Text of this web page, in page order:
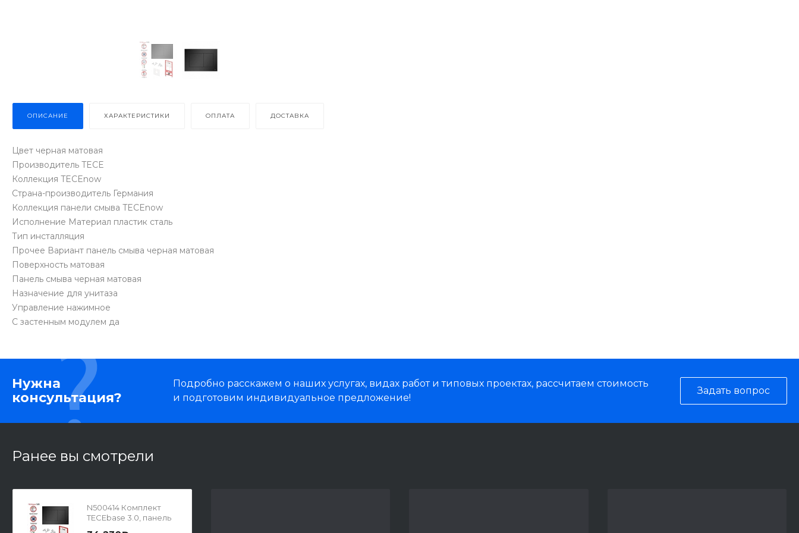
ОПИСАНИЕ ХАРАКТЕРИСТИКИ ОПЛАТА ДОСТАВКА
Цвет черная матовая
Производитель TECE
Коллекция TECEnow
Страна-производитель Германия
Коллекция панели смыва TECEnow
Исполнение Материал пластик сталь
Тип инсталляция
Прочее Вариант панель смыва черная матовая
Поверхность матовая
Панель смыва черная матовая
Назначение для унитаза
Управление нажимное
С застенным модулем да
Нужна
консультация?
Подробно расскажем о наших услугах, видах работ и типовых проектах, рассчитаем стоимость
и подготовим индивидуальное предложение!
Задать вопрос
Ранее вы смотрели
N500414 Комплект
TECEbase 3.0, панель